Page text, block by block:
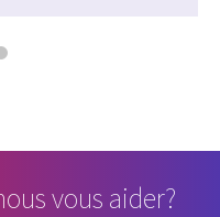
vous aider?